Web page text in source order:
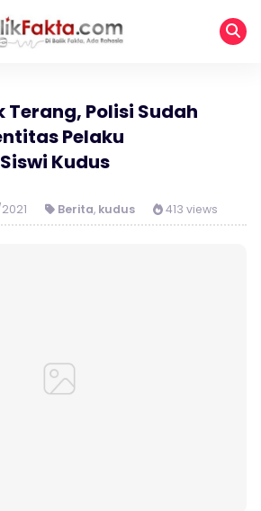
Polisi Sudah
Pelaku
Kudus
Berita, kudus 413 views